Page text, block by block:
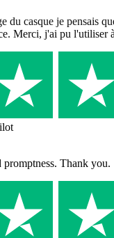
du casque je pensais
Merci, j'ai pu l'utiliser
promptness. Thank you.